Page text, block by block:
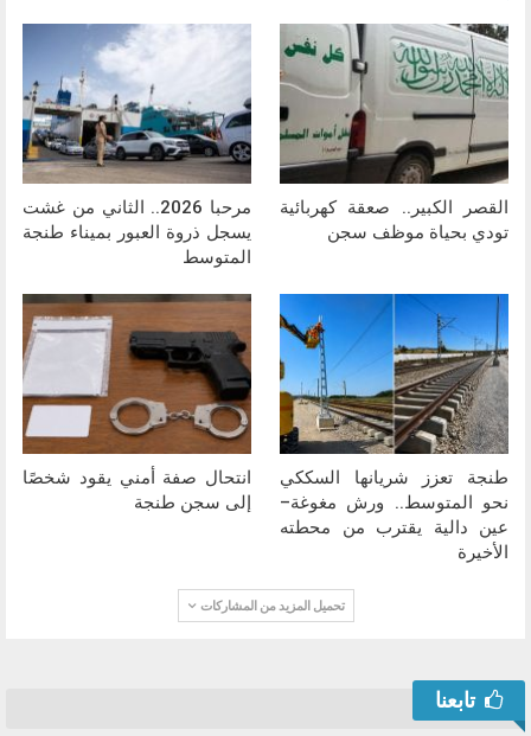
القصر الكبير.. صعقة كهربائية
تودي بحياة موظف سجن
مرحبا 2026.. الثاني من غشت
يسجل ذروة العبور بميناء طنجة
المتوسط
طنجة تعزز شريانها السككي
نحو المتوسط.. ورش مغوغة–
عين دالية يقترب من محطته
الأخيرة
انتحال صفة أمني يقود شخصًا
إلى سجن طنجة
تحميل المزيد من المشاركات
تابعنا